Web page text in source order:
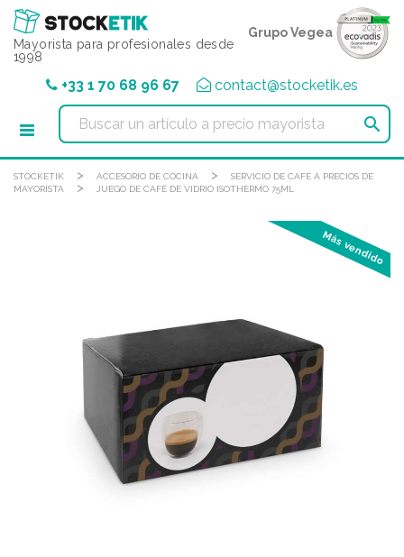
Mayorista para profesionales desde
1998
Grupo Vegea
+33 1 70 68 96 67 contact@stocketik.es

STOCKETIK > ACCESORIO DE COCINA >
SERVICIO DE CAFÉ A PRECIOS DE
MAYORISTA
> JUEGO DE CAFÉ DE VIDRIO ISOTHERMO 75ML
Más vendido
Panel de gestión de cookies